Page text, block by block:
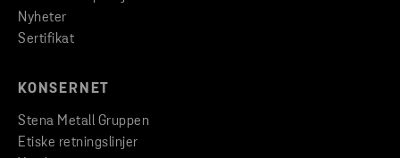
Nyheter
Sertifikat
KONSERNET
Stena Metall Gruppen
Etiske retningslinjer